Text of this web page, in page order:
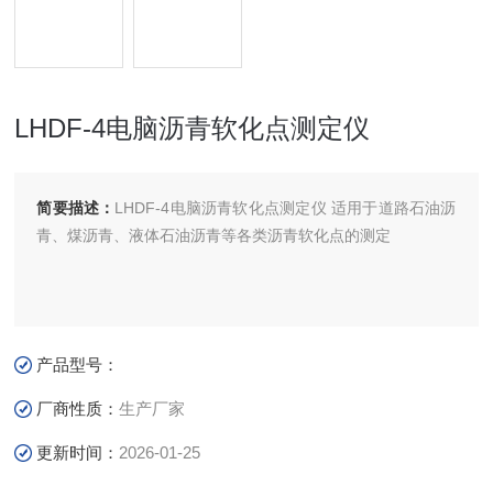
LHDF-4电脑沥青软化点测定仪
简要描述： LHDF-4电脑沥青软化点测定仪 适用于道路石油沥
青、煤沥青、液体石油沥青等各类沥青软化点的测定
产品型号：
厂商性质：生产厂家
更新时间： 2026-01-25